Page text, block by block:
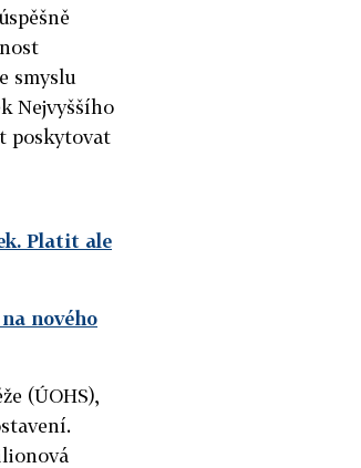
smyslu
Nejvyššího
poskytovat
Platit ale
nového
(ÚOHS),